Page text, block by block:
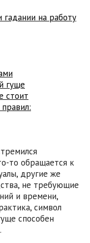
гадании на работу
гуще
стоит
то обращается к
другие же
не требующие
и времени,
символ
способен